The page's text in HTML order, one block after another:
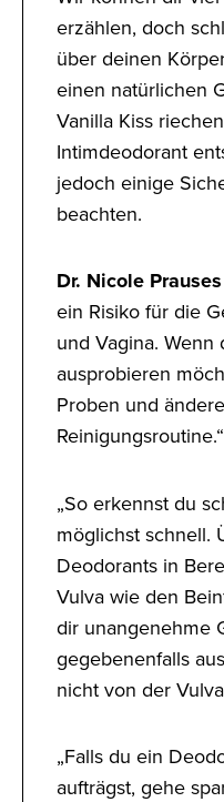
erzählen, doch
über deinen
einen natürlichen
Vanilla Kiss
Intimdeodorant
jedoch einige
beachten.
Dr. Nicole
ein Risiko für die
und Vagina.
ausprobieren
Proben und
Reinigungsroutine.“
„So erkennst du
möglichst schnell.
Deodorants in
Vulva wie den
dir unangenehme
gegebenenfalls
nicht von der
„Falls du ein
aufträgst, gehe